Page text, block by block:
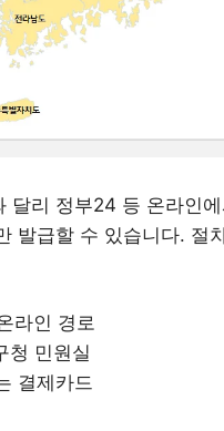
달리 정부24 등 온라인
발급할 수 있습니다. 절
라인 경로
청 민원실
결제카드